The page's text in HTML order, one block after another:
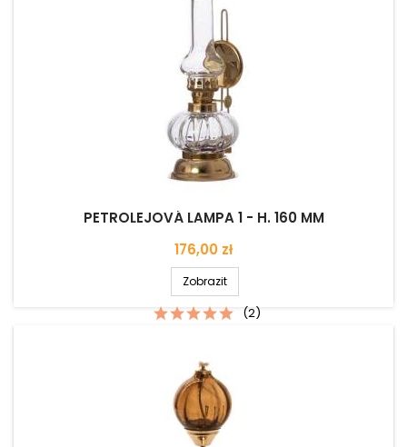
PETROLEJOVÁ LAMPA 1 - H. 160 MM
Cena
176,00 zł
Zobrazit
(2)